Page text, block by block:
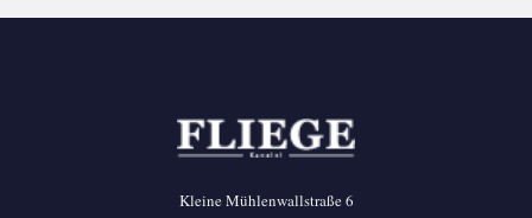
Kleine Mühlenwallstraße 6